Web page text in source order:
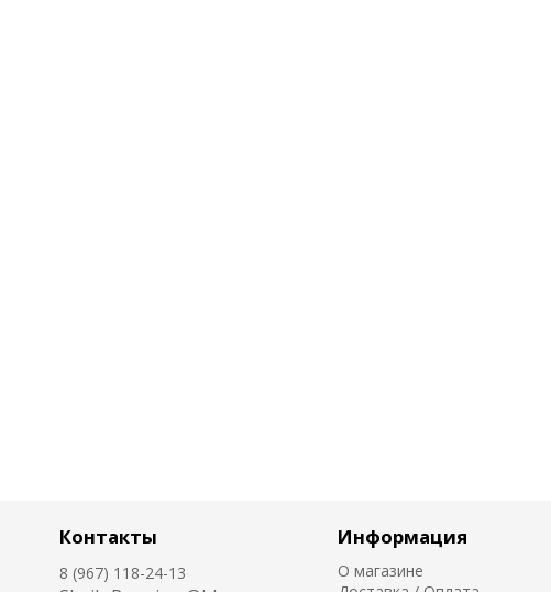
Контакты
8 (967) 118-24-13
Информация
О магазине